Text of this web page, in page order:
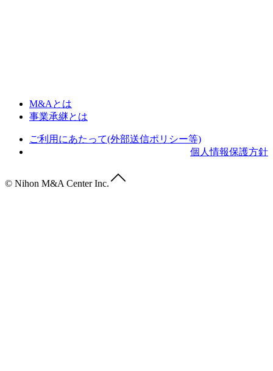
M&Aとは
事業承継とは
ご利用にあたって(外部送信ポリシー等)
個人情報保護方針
© Nihon M&A Center Inc.